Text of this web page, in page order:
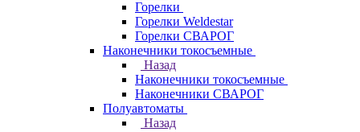
Горелки
Горелки Weldestar
Горелки СВАРОГ
Наконечники токосъемные
Назад
Наконечники токосъемные
Наконечники СВАРОГ
Полуавтоматы
Назад